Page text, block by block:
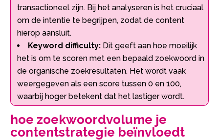
transactioneel zijn. Bij het analyseren is het cruciaal
om de intentie te begrijpen, zodat de content
hierop aansluit.
Keyword difficulty: Dit geeft aan hoe moeilijk
het is om te scoren met een bepaald zoekwoord in
de organische zoekresultaten. Het wordt vaak
weergegeven als een score tussen 0 en 100,
waarbij hoger betekent dat het lastiger wordt.
hoe zoekwoordvolume je
contentstrategie beïnvloedt